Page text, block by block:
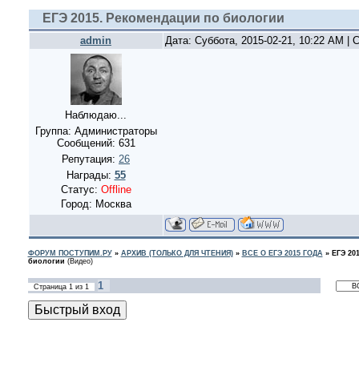
ЕГЭ 2015. Рекомендации по биологии
admin Дата: Суббота, 2015-02-21, 10:22 AM |
Наблюдаю...
Группа: Администраторы
Сообщений: 631
Репутация: 26
Награды: 55
Статус: Offline
Город: Москва
ФОРУМ ПОСТУПИМ.РУ» АРХИВ (ТОЛЬКО ДЛЯ ЧТЕНИЯ)» ВСЕ О ЕГЭ 2015 ГОДА » ЕГЭ
биологии (Видео)
Страница 1из 1 1